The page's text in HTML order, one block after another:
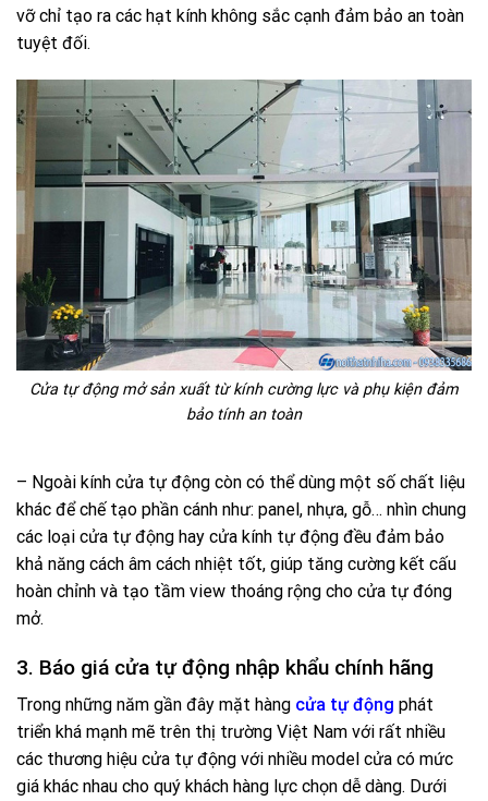
vỡ chỉ tạo ra các hạt kính không sắc cạnh đảm bảo an toàn
tuyệt đối.
Cửa tự động mở sản xuất từ kính cường lực và phụ kiện đảm
bảo tính an toàn
– Ngoài kính cửa tự động còn có thể dùng một số chất liệu
khác để chế tạo phần cánh như: panel, nhựa, gỗ… nhìn chung
các loại cửa tự động hay cửa kính tự động đều đảm bảo
khả năng cách âm cách nhiệt tốt, giúp tăng cường kết cấu
hoàn chỉnh và tạo tầm view thoáng rộng cho cửa tự đóng
mở.
3. Báo giá cửa tự động nhập khẩu chính hãng
Trong những năm gần đây mặt hàng cửa tự động phát
triển khá mạnh mẽ trên thị trường Việt Nam với rất nhiều
các thương hiệu cửa tự động với nhiều model cửa có mức
giá khác nhau cho quý khách hàng lực chọn dễ dàng. Dưới